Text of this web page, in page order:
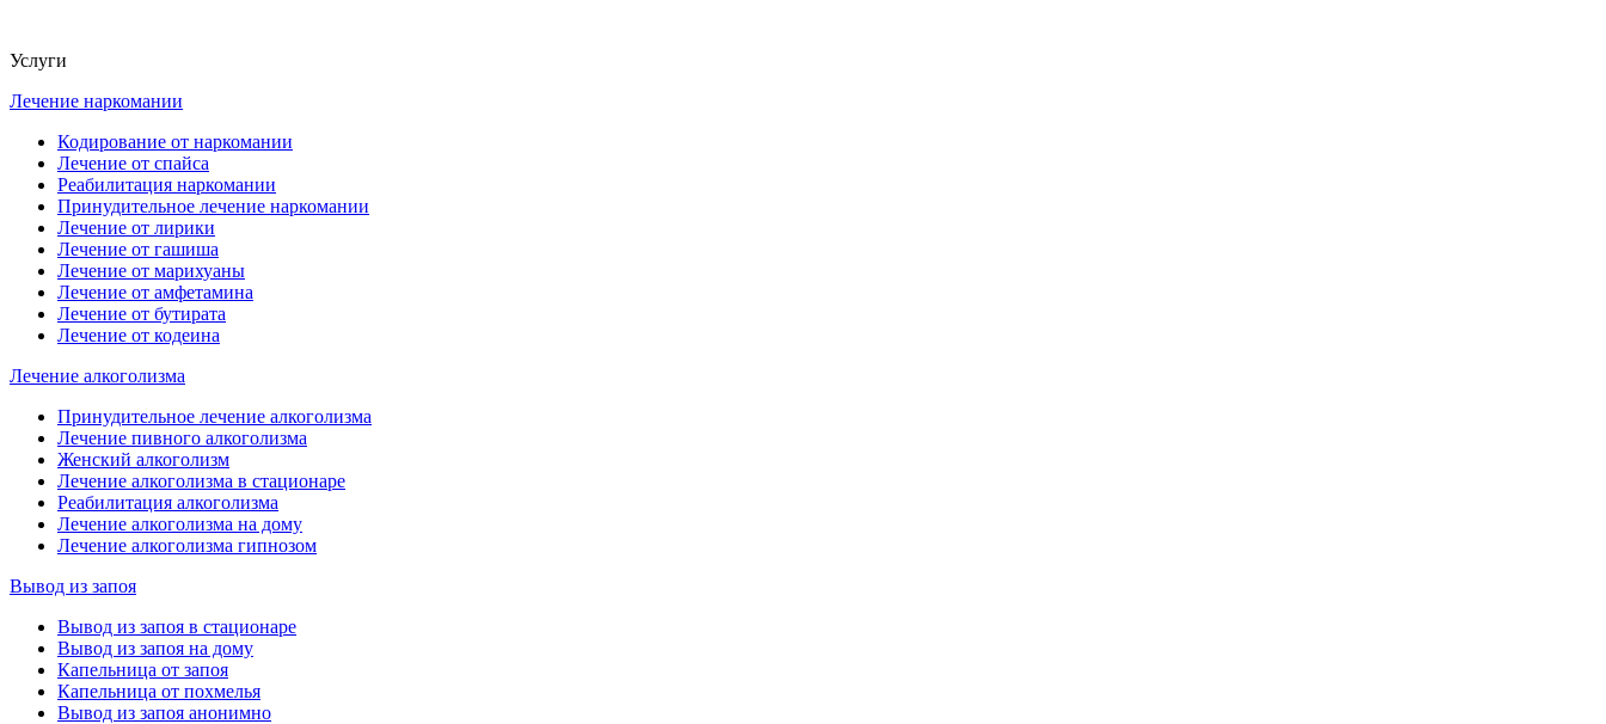
Услуги
Лечение наркомании
Кодирование от наркомании
Лечение от спайса
Реабилитация наркомании
Принудительное лечение наркомании
Лечение от лирики
Лечение от гашиша
Лечение от марихуаны
Лечение от амфетамина
Лечение от бутирата
Лечение от кодеина
Лечение алкоголизма
Принудительное лечение алкоголизма
Лечение пивного алкоголизма
Женский алкоголизм
Лечение алкоголизма в стационаре
Реабилитация алкоголизма
Лечение алкоголизма на дому
Лечение алкоголизма гипнозом
Вывод из запоя
Вывод из запоя в стационаре
Вывод из запоя на дому
Капельница от запоя
Капельница от похмелья
Вывод из запоя анонимно